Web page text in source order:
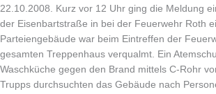
22.10.2008. Kurz vor 12 Uhr ging die Meldung
der Eisenbartstraße in bei der Feuerwehr Roth
Parteiengebäude war beim Eintreffen der
gesamten Treppenhaus verqualmt. Ein
Waschküche gegen den Brand mittels C-Rohr
Trupps durchsuchten das Gebäude nach